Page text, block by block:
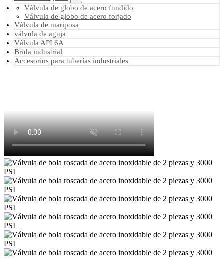
Válvula de globo de acero fundido
Válvula de globo de acero forjado
Válvula de mariposa
válvula de aguja
Válvula API 6A
Brida industrial
Accesorios para tuberías industriales